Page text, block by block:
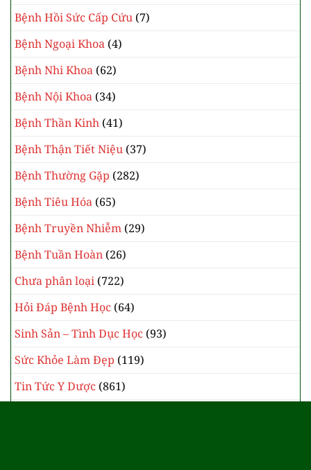
Bệnh Hồi Sức Cấp Cứu (7)
Bệnh Ngoại Khoa (4)
Bệnh Nhi Khoa (62)
Bệnh Nội Khoa (34)
Bệnh Thần Kinh (41)
Bệnh Thận Tiết Niệu (37)
Bệnh Thường Gặp (282)
Bệnh Tiêu Hóa (65)
Bệnh Truyền Nhiễm (29)
Bệnh Tuần Hoàn (26)
Chưa phân loại (722)
Hỏi Đáp Bệnh Học (64)
Sinh Sản – Tình Dục Học (93)
Sức Khỏe Làm Đẹp (119)
Tin Tức Y Dược (861)